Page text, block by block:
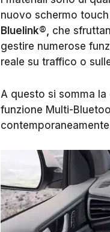
nuovo schermo touch
Bluelink®, che
gestire numerose
reale su traffico o
A questo si somma
funzione Multi-